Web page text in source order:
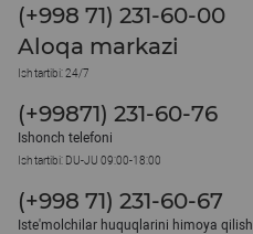
(+998 71) 231-60-00
Aloqa markazi
Ish tartibi: 24/7
(+99871) 231-60-76
Ishonch telefoni
Ish tartibi: DU-JU 09:00-18:00
(+998 71) 231-60-67
Iste'molchilar huquqlarini himoya qilish